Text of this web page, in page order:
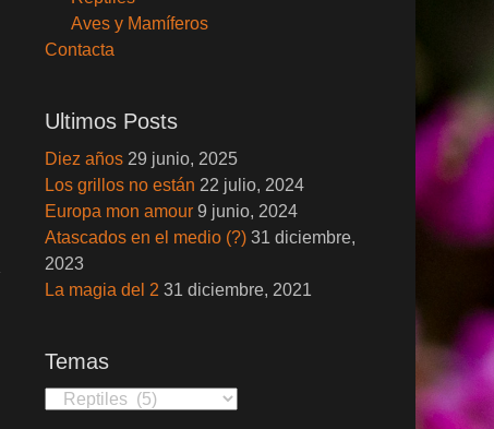
Aves y Mamíferos
Contacta
Ultimos Posts
Diez años 29 junio, 2025
Los grillos no están 22 julio, 2024
Europa mon amour 9 junio, 2024
Atascados en el medio (?) 31 diciembre,
2023
La magia del 2 31 diciembre, 2021
Temas
Temas